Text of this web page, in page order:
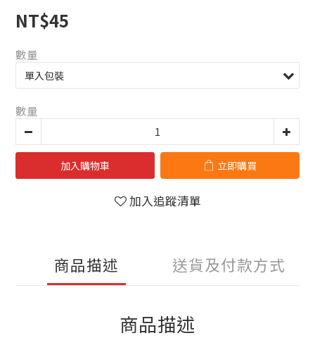
NT$45
數量
數量
加入購物車 立即購買
加入追蹤清單
商品描述 送貨及付款方式
商品描述